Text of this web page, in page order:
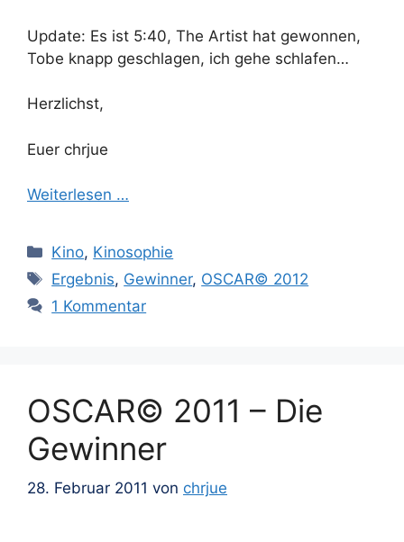
Update: Es ist 5:40, The Artist hat gewonnen,
Tobe knapp geschlagen, ich gehe schlafen…
Herzlichst,
Euer chrjue
Weiterlesen …
Kategorien
Kino, Kinosophie
Schlagwörter
Ergebnis, Gewinner, OSCAR© 2012
1 Kommentar
OSCAR© 2011 – Die
Gewinner
28. Februar 2011 von chrjue